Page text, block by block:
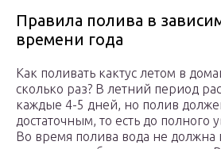
Правила полива в
времени года
Как поливать кактус летом в
сколько раз? В летний период
каждые 4-5 дней, но полив
достаточным, то есть до полного
Во время полива вода не должна